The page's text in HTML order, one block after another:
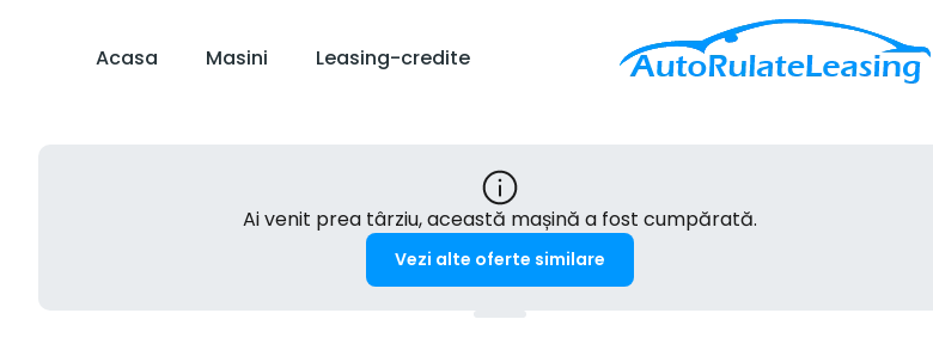
Acasa Masini Leasing-credite
Ai venit prea târziu, această mașină a fost cumpărată.
Vezi alte oferte similare